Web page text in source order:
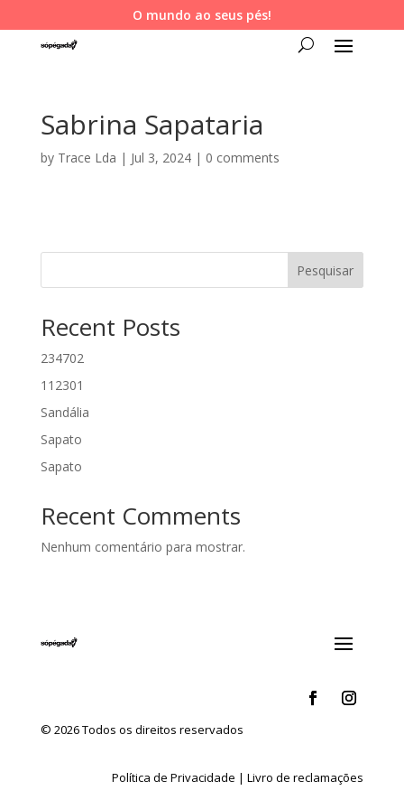
O mundo ao seus pés!
Sabrina Sapataria
by Trace Lda | Jul 3, 2024| 0 comments
Pesquisar
Recent Posts
234702
112301
Sandália
Sapato
Sapato
Recent Comments
Nenhum comentário para mostrar.
© 2026 Todos os direitos reservados
Política de Privacidade |Livro de reclamações